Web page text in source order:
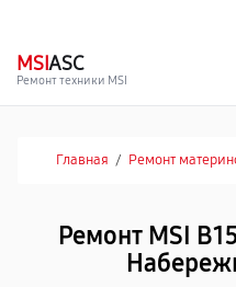
MSIASC
Ремонт техники MSI
Главная / Ремонт
Ремонт MSI